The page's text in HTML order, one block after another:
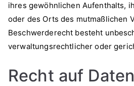
ihres gewöhnlichen Aufenthalts,
oder des Orts des mutmaßlichen
Beschwerderecht besteht
verwaltungsrechtlicher oder
Recht auf